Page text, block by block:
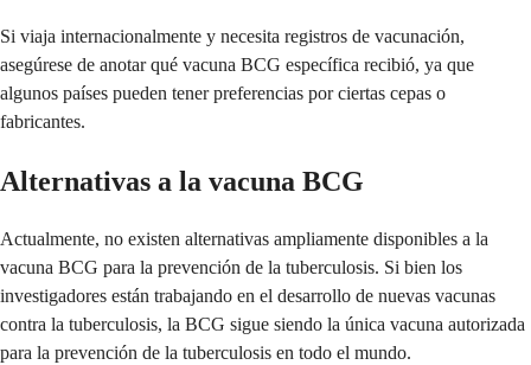
Si viaja internacionalmente y necesita registros de vacunación,
asegúrese de anotar qué vacuna BCG específica recibió, ya que
algunos países pueden tener preferencias por ciertas cepas o
fabricantes.
Alternativas a la vacuna BCG
Actualmente, no existen alternativas ampliamente disponibles a la
vacuna BCG para la prevención de la tuberculosis. Si bien los
investigadores están trabajando en el desarrollo de nuevas vacunas
contra la tuberculosis, la BCG sigue siendo la única vacuna autorizada
para la prevención de la tuberculosis en todo el mundo.